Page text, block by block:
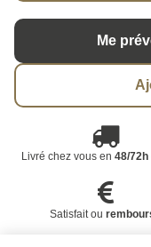
Me
Livré chez vous en 48/72h
Satisfait ou